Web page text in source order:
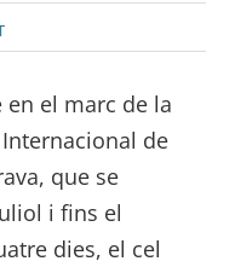
en el marc de la
de
que se
i fins el
dies, el cel